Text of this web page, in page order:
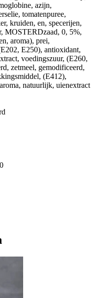
azijn,
tomatenpuree,
kruiden, en, specerijen,
MOSTERDzaad, 0, 5%,
aroma), prei,
E250), antioxidant,
voedingszuur, (E260,
zetmeel, gemodificeerd,
(E412),
natuurlijk, uienextract